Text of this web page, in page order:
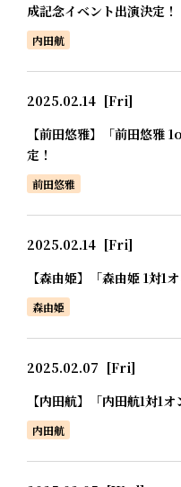
成記念イベント出演決定！
内田航
2025.02.14 [Fri]
【前田悠雅】「前田悠雅
定！
前田悠雅
2025.02.14 [Fri]
【森由姫】「森由姫 1対1
森由姫
2025.02.07 [Fri]
【内田航】「内田航1対1
内田航